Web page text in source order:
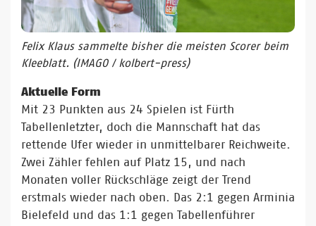
Felix Klaus sammelte bisher die meisten Scorer beim
Kleeblatt. (IMAGO / kolbert-press)
Aktuelle Form
Mit 23 Punkten aus 24 Spielen ist Fürth
Tabellenletzter, doch die Mannschaft hat das
rettende Ufer wieder in unmittelbarer Reichweite.
Zwei Zähler fehlen auf Platz 15, und nach
Monaten voller Rückschläge zeigt der Trend
erstmals wieder nach oben. Das 2:1 gegen Arminia
Bielefeld und das 1:1 gegen Tabellenführer